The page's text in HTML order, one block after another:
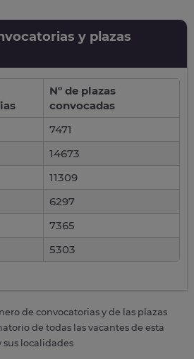
y plazas
Nº de plazas
convocadas
7471
14673
11309
6297
7365
5303
de convocatorias y de las plazas
de todas las vacantes de esta
sus localidades